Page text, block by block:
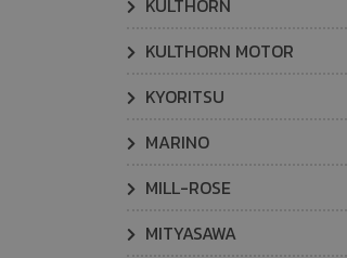
KULTHORN
KULTHORN MOTOR
KYORITSU
MARINO
MILL-ROSE
MITYASAWA